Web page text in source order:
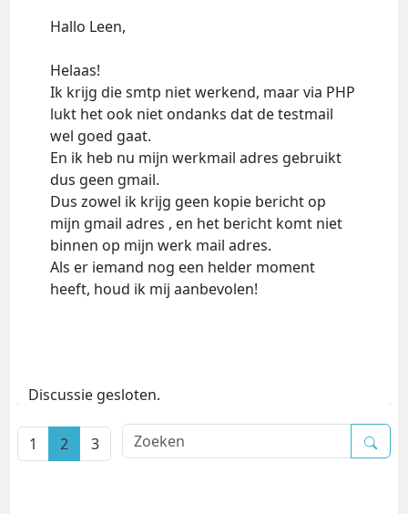
Hallo Leen,
Helaas!
Ik krijg die smtp niet werkend, maar via PHP
lukt het ook niet ondanks dat de testmail
wel goed gaat.
En ik heb nu mijn werkmail adres gebruikt
dus geen gmail.
Dus zowel ik krijg geen kopie bericht op
mijn gmail adres , en het bericht komt niet
binnen op mijn werk mail adres.
Als er iemand nog een helder moment
heeft, houd ik mij aanbevolen!
Discussie gesloten.
1 2 3